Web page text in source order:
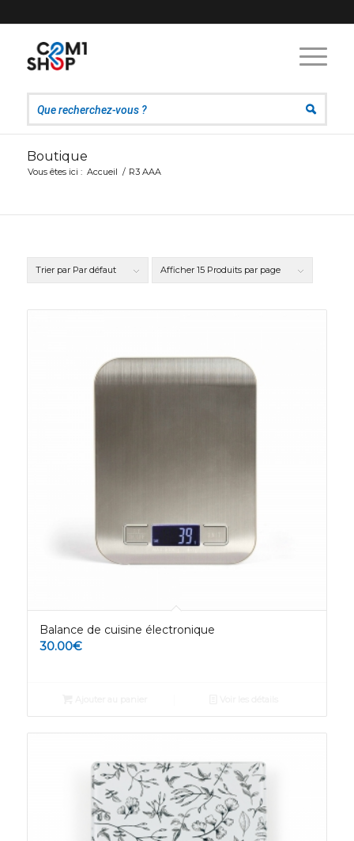
Boutique
Vous êtes ici : Accueil / R3 AAA
Trier par Par défaut Afficher 15 Produits par page
Balance de cuisine électronique
30.00€